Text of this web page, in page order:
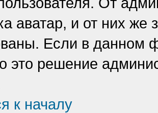
аватар, и от них же
Если в данном
это решение
к началу